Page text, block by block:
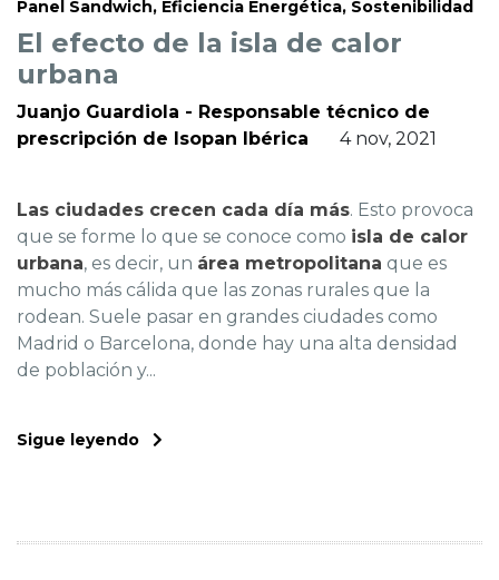
Panel Sandwich, Eficiencia Energética, Sostenibilidad
El efecto de la isla de calor
urbana
Juanjo Guardiola - Responsable técnico de
prescripción de Isopan Ibérica
4 nov, 2021
Las ciudades crecen cada día más. Esto provoca
que se forme lo que se conoce como isla de calor
urbana, es decir, un área metropolitana que es
mucho más cálida que las zonas rurales que la
rodean. Suele pasar en grandes ciudades como
Madrid o Barcelona, donde hay una alta densidad
de población y...
Sigue leyendo